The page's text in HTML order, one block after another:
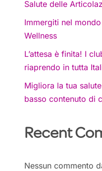
Salute delle
Immergiti nel mondo
Wellness
L’attesa è finita! I
riaprendo in tutta
Migliora la tua
basso contenuto di
Recent
Nessun commento